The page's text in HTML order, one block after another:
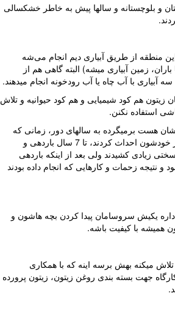
بلوچستانه و سالها پیش به خاطر خشکسالی
منطقه از طریق آبیاری دیم انجام می‌شه
زمین آبیاری میشه) البته گاهی هم از
با آب چاه یا آب رودخونه انجام میدهند.
هم کود شیمیایی و هم کود حیوانیه و تلاش
نکنن.
هست برمیگرده به سالهای دور، زمانی که
ابتدا این باغ را با کمک همسر خودشون احداث کردند، تا 7 سال باردهی و
زیادی کشیدند ولی بعد از اینکه باردهی
زحمات و کارهایی که انجام داده بودند
یکیش سروسامان پیدا کردن بچه هاشون و
با کیفیت باشه.
میکنه بهش برسه اینه که با همکاری
جهت بسته بندی روغن زیتون، زیتون پرورده